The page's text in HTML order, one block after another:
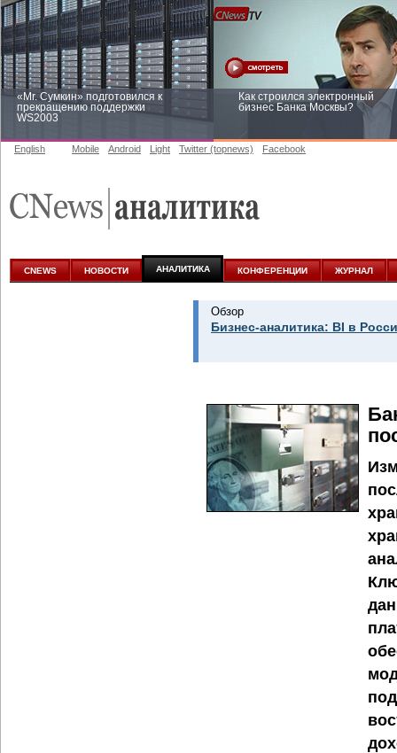
«Mr. Сумкин» подготовился к
прекращению поддержки
WS2003
Как строился электронный
бизнес Банка Москвы?
аналитике
English Mobile Android Light Twitter (topnews) Facebook
CNEWS НОВОСТИ АНАЛИТИКА КОНФЕРЕНЦИИ ЖУРНАЛ
Обзор
Бизнес-аналитика: BI в